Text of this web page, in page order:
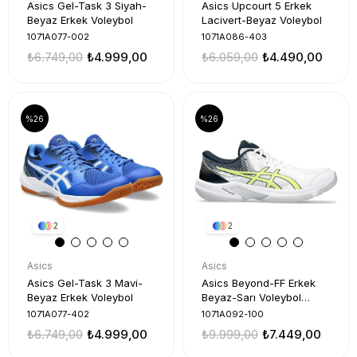
Asics Gel-Task 3 Siyah-
Beyaz Erkek Voleybol
1071A077-002
₺4.999,00
₺6.749,00
Asics Upcourt 5 Erkek
Lacivert-Beyaz Voleybol
1071A086-403
₺4.490,00
₺6.059,00
2
Asics
Asics Gel-Task 3 Mavi-
Beyaz Erkek Voleybol
1071A077-402
₺4.999,00
₺6.749,00
%26
2
Asics
Asics Beyond-FF Erkek
Beyaz-Sarı Voleybol
Ayakkabı
1071A092-100
₺7.449,00
₺9.999,00
%26